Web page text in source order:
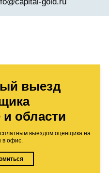
выезд
области
выездом оценщика на
в офис.